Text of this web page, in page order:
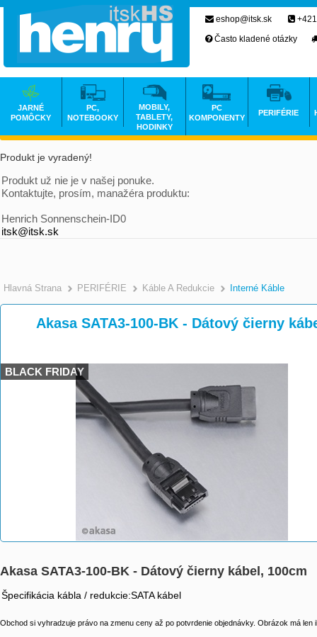
Produkt je vyradený!
Produkt už nie je v našej ponuke.
Kontaktujte, prosím, manažéra produktu:
Henrich Sonnenschein-ID0
itsk@itsk.sk
Hlavná Strana >
PERIFÉRIE >
Káble A Redukcie >
Interné Káble
Akasa SATA3-100-BK - Dátový čierny
BLACK FRIDAY
Akasa SATA3-100-BK - Dátový čierny kábel, 100cm
Špecifikácia kábla / redukcie:SATA kábel
Obchod si vyhradzuje právo na zmenu ceny až po potvrdenie objednávky. Obrázok má len
eshop@itsk.sk
Často kladené otázky
JARNÉ
POMÔCKY
PC,
NOTEBOOKY
MOBILY,
TABLETY,
HODINKY
PC
KOMPONENTY
PERIFÉRIE